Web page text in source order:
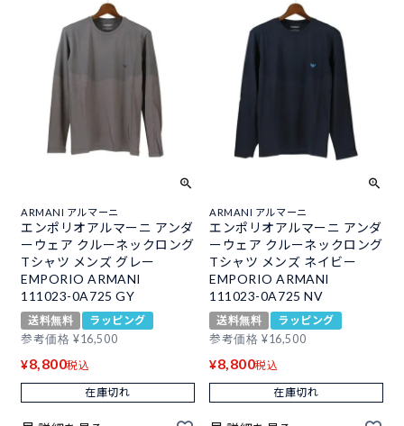
ARMANI アルマーニ
エンポリオアルマーニ アンダ
ーウェア クルーネックロング
Tシャツ メンズ グレー
EMPORIO ARMANI
111023-0A725 GY
送料無料
ラッピング
参考価格 ¥16,500
¥8,800税込
在庫切れ
ARMANI アルマーニ
エンポリオアルマーニ アンダ
ーウェア クルーネックロング
Tシャツ メンズ ネイビー
EMPORIO ARMANI
111023-0A725 NV
送料無料
ラッピング
参考価格 ¥16,500
¥8,800税込
在庫切れ